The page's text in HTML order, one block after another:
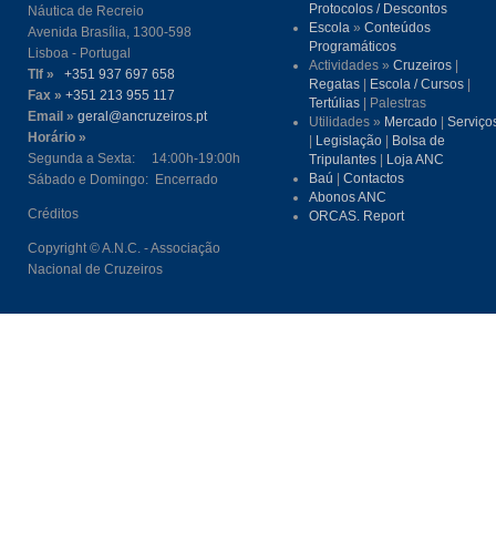
Náutica de Recreio
Avenida Brasília, 1300-598
Lisboa - Portugal
Tlf »
+351 937 697 658
Fax » +351 213 955 117
Email » geral@ancruzeiros.pt
Horário »
Segunda a Sexta: 14:00h-19:00h
Sábado e Domingo: Encerrado
Créditos
Copyright © A.N.C. - Associação
Nacional de Cruzeiros
Protocolos / Descontos
Escola »Conteúdos
Programáticos
Actividades »Cruzeiros
Regatas
Escola / Cursos
Tertúlias | Palestras
Utilidades » Mercado |
Legislação
Bolsa de
Tripulantes
Loja ANC
Baú |Contactos
Abonos ANC
ORCAS. Report